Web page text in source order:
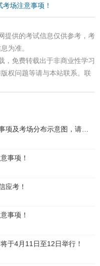
场注意事项！
提供的考试信息仅供参考，考
为准。
，免费转载出于非商业性学习
权问题等请与本站联系。联
▪ @天津自考生请注意：这份考前注意事项及考场分布示意图，请查收！
事项！
应考！
事项！
于4月11日至12日举行！